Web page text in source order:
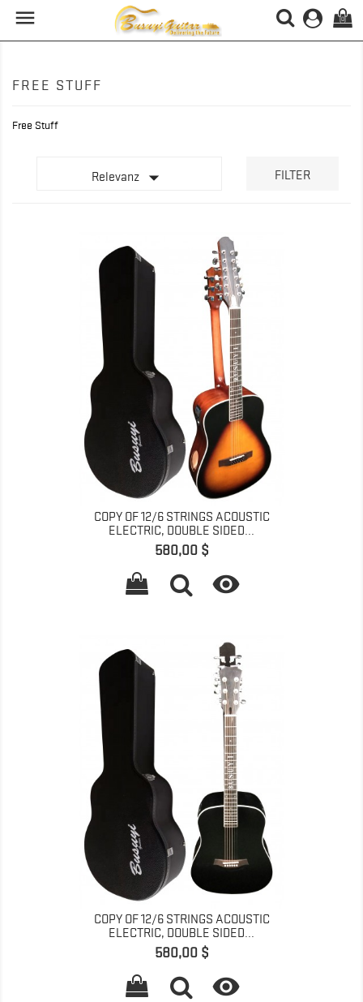
 (0)
FREE STUFF
Free Stuff
Relevanz  FILTER
COPY OF 12/6 STRINGS ACOUSTIC
ELECTRIC, DOUBLE SIDED...
Preis
580,00 $

COPY OF 12/6 STRINGS ACOUSTIC
ELECTRIC, DOUBLE SIDED...
Preis
580,00 $
